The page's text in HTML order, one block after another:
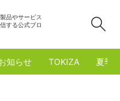
品やサービス
する公式ブロ
知らせ TOKIZA 夏季